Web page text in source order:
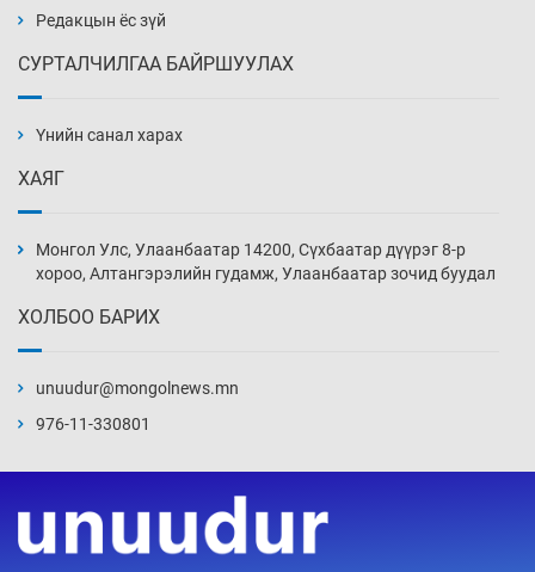
Өчигдөр 14 цаг 00 мин
нэмэгджээ
Өчигдөр 13 цаг 30 мин
Өчигдөр 13 цаг 00 мин
Өчигдөр 12 цаг 30 мин
Редакцын ёс зүй
СУРТАЛЧИЛГАА БАЙРШУУЛАХ
Үнийн санал харах
ХАЯГ
Монгол Улс, Улаанбаатар 14200, Сүхбаатар дүүрэг 8-р
хороо, Алтангэрэлийн гудамж, Улаанбаатар зочид буудал
ХОЛБОО БАРИХ
unuudur@mongolnews.mn
976-11-330801